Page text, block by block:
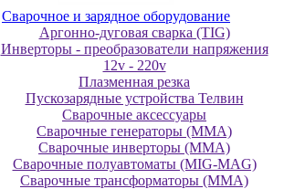
Cвapoчнoe и зарядное оборудование
Аргонно-дуговая сварка (TIG)
Инверторы - преобразователи напряжения
12v - 220v
Плазменная резка
Пускозарядные устройства Телвин
Сварочные аксессуары
Сварочные генераторы (MMA)
Сварочные инверторы (MMA)
Сварочные полуавтоматы (MIG-MAG)
Сварочные трансформаторы (MMA)